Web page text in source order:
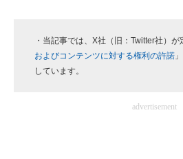
・当記事では、X社（旧：Twitter社）が
およびコンテンツに対する権利の許諾
しています。
advertisement